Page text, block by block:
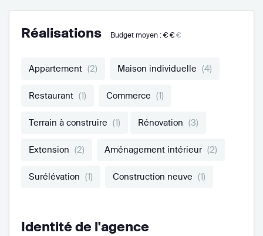
Réalisations Budget moyen : €€€
Appartement (2) Maison individuelle (4)
Restaurant (1) Commerce (1)
Terrain à construire (1) Rénovation (3)
Extension (2) Aménagement intérieur (2)
Surélévation (1) Construction neuve (1)
Identité de l'agence